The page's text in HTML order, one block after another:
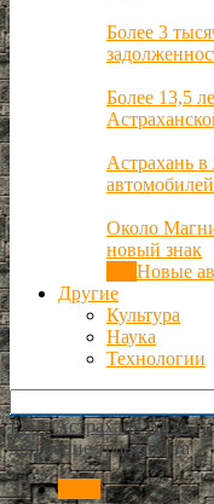
Более 3
Более 13,5
Астрахань
автомобилей
Около
новый знак
Новые
Другие
Культура
Наука
Технологии
РИА Астрахань Авто В
движение транспорта